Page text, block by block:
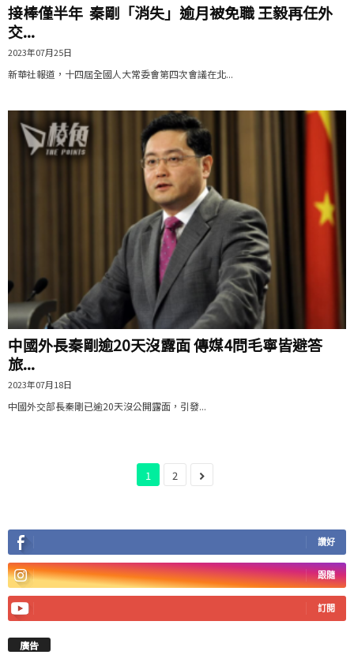
接棒僅半年 秦剛「消失」逾月被免職 王毅再任外
交...
2023年07月25日
新華社報道，十四屆全國人大常委會第四次會議在北...
中國外長秦剛逾20天沒露面 傳媒4問毛寧皆避答
旅...
2023年07月18日
中國外交部長秦剛已逾20天沒公開露面，引發...
1 2
讚好
跟隨
訂閱
廣告